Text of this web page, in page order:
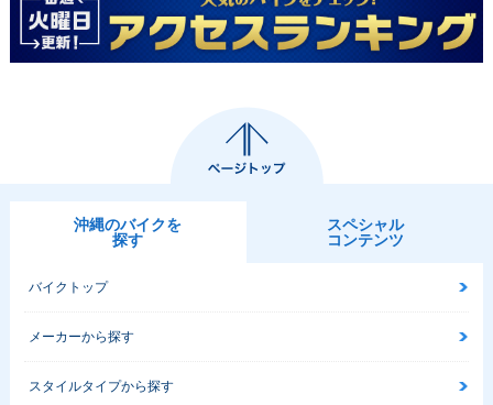
沖縄のバイクを
探す
スペシャル
コンテンツ
バイクトップ
メーカーから探す
スタイルタイプから探す